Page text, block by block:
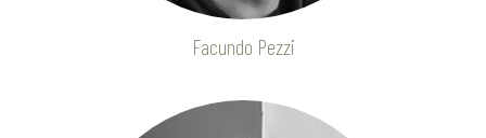
Facundo Pezzi